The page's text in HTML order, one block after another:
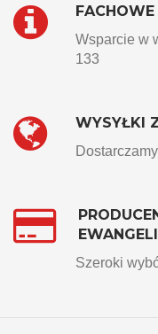
Wsparcie w
133
WYSYŁKI
Szeroki